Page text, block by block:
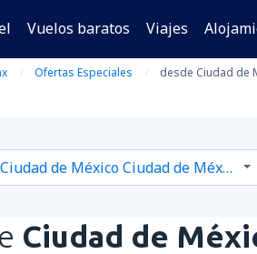
Vuelos baratos Viajes
Ofertas Especiales desde Ciudad de
Ciudad de